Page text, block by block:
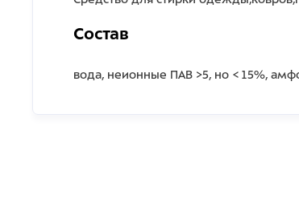
Состав
вода, неионные ПАВ >5, но < 15%,